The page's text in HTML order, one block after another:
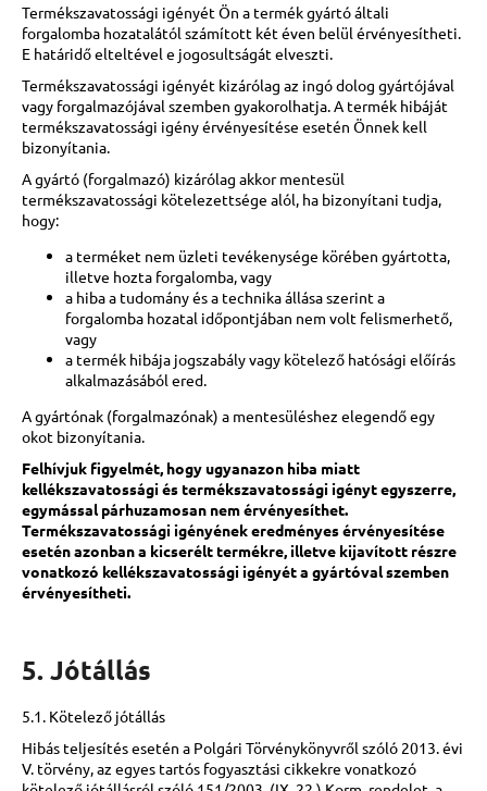
Termékszavatossági igényét Ön a termék gyártó általi
forgalomba hozatalától számított két éven belül érvényesítheti.
E határidő elteltével e jogosultságát elveszti.
Termékszavatossági igényét kizárólag az ingó dolog gyártójával
vagy forgalmazójával szemben gyakorolhatja. A termék hibáját
termékszavatossági igény érvényesítése esetén Önnek kell
bizonyítania.
A gyártó (forgalmazó) kizárólag akkor mentesül
termékszavatossági kötelezettsége alól, ha bizonyítani tudja,
hogy:
a terméket nem üzleti tevékenysége körében gyártotta,
illetve hozta forgalomba, vagy
a hiba a tudomány és a technika állása szerint a
forgalomba hozatal időpontjában nem volt felismerhető,
vagy
a termék hibája jogszabály vagy kötelező hatósági előírás
alkalmazásából ered.
A gyártónak (forgalmazónak) a mentesüléshez elegendő egy
okot bizonyítania.
Felhívjuk figyelmét, hogy ugyanazon hiba miatt
kellékszavatossági és termékszavatossági igényt egyszerre,
egymással párhuzamosan nem érvényesíthet.
Termékszavatossági igényének eredményes érvényesítése
esetén azonban a kicserélt termékre, illetve kijavított részre
vonatkozó kellékszavatossági igényét a gyártóval szemben
érvényesítheti.
5. Jótállás
5.1. Kötelező jótállás
Hibás teljesítés esetén a Polgári Törvénykönyvről szóló 2013. évi
V. törvény, az egyes tartós fogyasztási cikkekre vonatkozó